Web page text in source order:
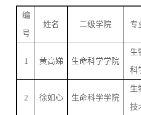
编
号
姓名 二级学院 专
1 黄高娣 生命科学学院
生
科
2 徐如心 生命科学学院
生
技